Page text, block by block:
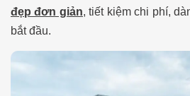
đẹp đơn giản, tiết kiệm chi phí,
bắt đầu.